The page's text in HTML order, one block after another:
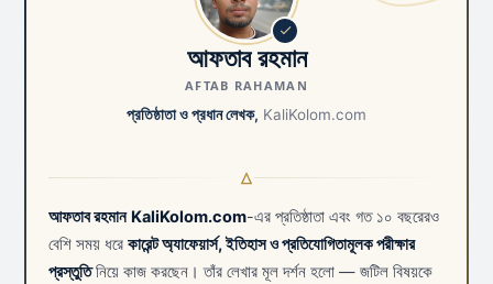
আফতাব রহমান
AFTAB RAHAMAN
প্রতিষ্ঠাতা ও প্রধান লেখক, KaliKolom.com
আফতাব রহমান KaliKolom.com-এর প্রতিষ্ঠাতা এবং গত ১০ বছরেরও
বেশি সময় ধরে কারেন্ট অ্যাফেয়ার্স, ইতিহাস ও প্রতিযোগিতামূলক পরীক্ষার
প্রস্তুতিনিয়ে কাজ করছেন। তাঁর লেখার মূল দর্শন হলো — জটিল বিষয়কে